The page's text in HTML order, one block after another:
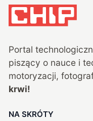
Portal
piszący o nauce i
motoryzacji,
krwi!
NA SKRÓTY